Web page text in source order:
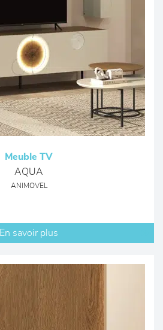
Meuble TV
AQUA
ANIMOVEL
En savoir plus